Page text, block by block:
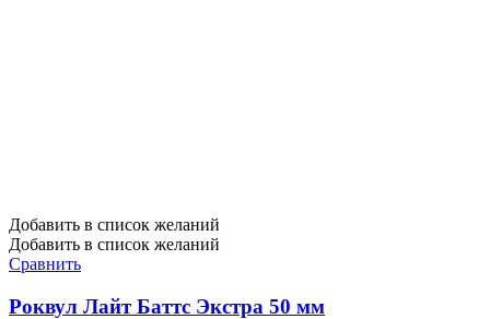
Добавить в список желаний
Добавить в список желаний
Сравнить
Роквул Лайт Баттс Экстра 50 мм